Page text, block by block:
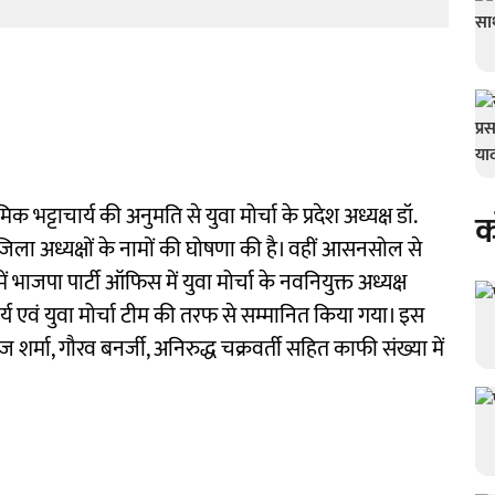
भट्टाचार्य की अनुमति से युवा मोर्चा के प्रदेश अध्यक्ष डॉ.
अध्यक्षों के नामों की घोषणा की है। वहीं आसनसोल से
पार्टी ऑफिस में युवा मोर्चा के नवनियुक्त अध्यक्ष
युवा मोर्चा टीम की तरफ से सम्मानित किया गया। इस
शर्मा, गौरव बनर्जी, अनिरुद्ध चक्रवर्ती सहित काफी संख्या में